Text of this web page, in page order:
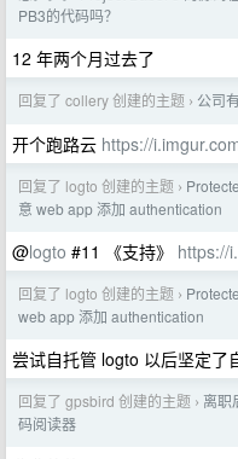
PB3的代码吗？
12 年两个月过去了
回复了 collery 创建的主题 › 公司
开个跑路云 https://
回复了 logto 创建的主题 ›
意 web app 添加 authentication
@logto #11 《支持》 https://
回复了 logto 创建的主题 ›
web app 添加 authentication
尝试自托管 logto 以后坚定了
回复了 gpsbird 创建的主题 › 离职
码阅读器